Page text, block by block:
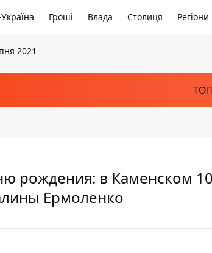
Гроші Влада Столиця Регіони
2021
рождения: в Каменском
Ермоленко